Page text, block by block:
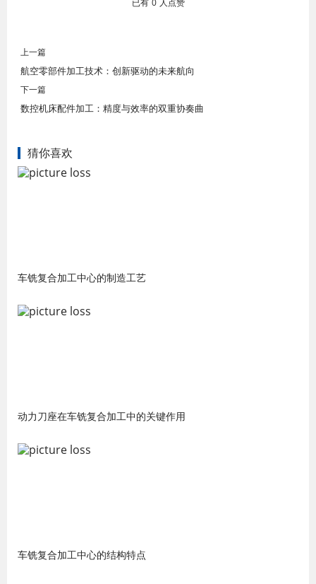
已有 0 人点赞
上一篇
航空零部件加工技术：创新驱动的未来航向
下一篇
数控机床配件加工：精度与效率的双重协奏曲
猜你喜欢
车铣复合加工中心的制造工艺
动力刀座在车铣复合加工中的关键作用
车铣复合加工中心的结构特点